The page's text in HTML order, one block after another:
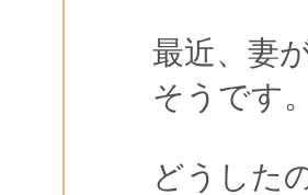
最近、妻
そうです。
どうした